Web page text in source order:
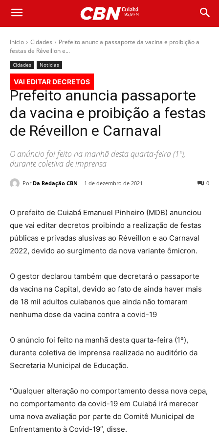
Início Cidades
Prefeito anuncia passaporte da vacina e proibição a
festas de Réveillon e...
Cidades Notícias
VAI EDITAR DECRETOS
Prefeito anuncia passaporte
da vacina e proibição a festas
de Réveillon e Carnaval
O anúncio foi feito na manhã desta quarta-feira (1º),
durante coletiva de imprensa
Por Da Redação CBN 1 de dezembro de 2021 0
O prefeito de Cuiabá Emanuel Pinheiro (MDB) anunciou
que vai editar decretos proibindo a realização de festas
públicas e privadas alusivas ao Réveillon e ao Carnaval
2022, devido ao surgimento da nova variante ômicron.
O gestor declarou também que decretará o passaporte
da vacina na Capital, devido ao fato de ainda haver mais
de 18 mil adultos cuiabanos que ainda não tomaram
nenhuma dose da vacina contra a covid-19
O anúncio foi feito na manhã desta quarta-feira (1º),
durante coletiva de imprensa realizada no auditório da
Secretaria Municipal de Educação.
“Qualquer alteração no comportamento dessa nova cepa,
no comportamento da covid-19 em Cuiabá irá merecer
uma nova avaliação por parte do Comitê Municipal de
Enfrentamento à Covid-19”, disse.